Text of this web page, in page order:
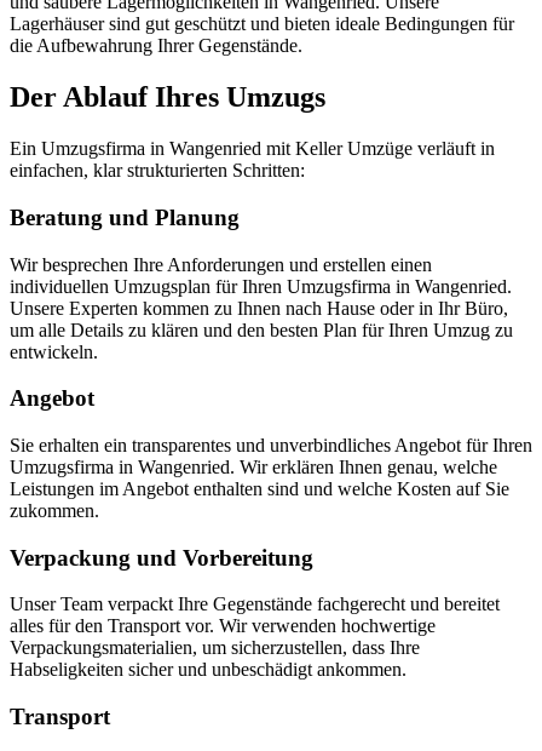
Lagerhäuser sind gut geschützt und bieten ideale Bedingungen für
die Aufbewahrung Ihrer Gegenstände.
Der Ablauf Ihres Umzugs
Ein Umzugsfirma in Wangenried mit Keller Umzüge verläuft in
einfachen, klar strukturierten Schritten:
Beratung und Planung
Wir besprechen Ihre Anforderungen und erstellen einen
individuellen Umzugsplan für Ihren Umzugsfirma in Wangenried.
Unsere Experten kommen zu Ihnen nach Hause oder in Ihr Büro,
um alle Details zu klären und den besten Plan für Ihren Umzug zu
entwickeln.
Angebot
Sie erhalten ein transparentes und unverbindliches Angebot für Ihren
Umzugsfirma in Wangenried. Wir erklären Ihnen genau, welche
Leistungen im Angebot enthalten sind und welche Kosten auf Sie
zukommen.
Verpackung und Vorbereitung
Unser Team verpackt Ihre Gegenstände fachgerecht und bereitet
alles für den Transport vor. Wir verwenden hochwertige
Verpackungsmaterialien, um sicherzustellen, dass Ihre
Habseligkeiten sicher und unbeschädigt ankommen.
Transport